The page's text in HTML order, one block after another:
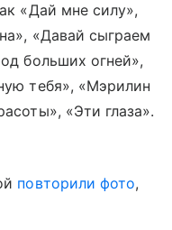
«Дай мне силу»,
«Давай сыграем
больших огней»,
тебя», «Мэрилин
«Эти глаза».
повторили фото,